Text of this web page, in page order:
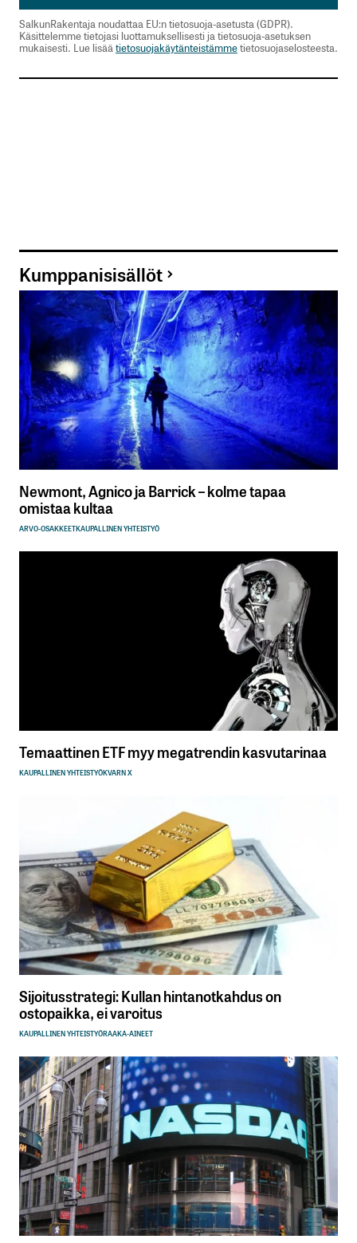
SalkunRakentaja noudattaa EU:n tietosuoja-asetusta (GDPR).
Käsittelemme tietojasi luottamuksellisesti ja tietosuoja-asetuksen
mukaisesti. Lue lisää tietosuojakäytänteistämmetietosuojaselosteesta.
Kumppanisisällöt
Newmont, Agnico ja Barrick – kolme tapaa
omistaa kultaa
ARVO-OSAKKEETKAUPALLINEN YHTEISTYÖ
Temaattinen ETF myy megatrendin kasvutarinaa
KAUPALLINEN YHTEISTYÖKVARN X
Sijoitusstrategi: Kullan hintanotkahdus on
ostopaikka, ei varoitus
KAUPALLINEN YHTEISTYÖRAAKA-AINEET